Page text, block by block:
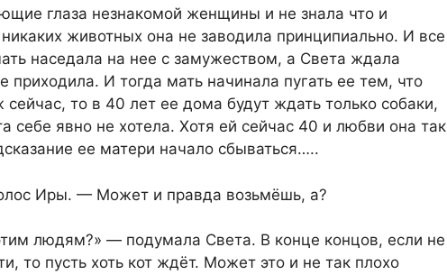
глаза незнакомой женщины и не знала что и
животных она не заводила принципиально. И все
наседала на нее с замужеством, а Света ждала
приходила. И тогда мать начинала пугать ее тем, что
то в 40 лет ее дома будут ждать только собаки,
себе явно не хотела. Хотя ей сейчас 40 и любви она так
ее матери начало сбываться…..
Иры. — Может и правда возьмёшь, а?
людям?» — подумала Света. В конце концов, если не
то пусть хоть кот ждёт. Может это и не так плохо